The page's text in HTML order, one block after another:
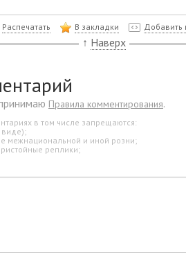
Распечатать В закладки Добавить
↑ Наверх
Правила комментирования.
в том числе запрещаются:
межнациональной и иной розни;
реплики;